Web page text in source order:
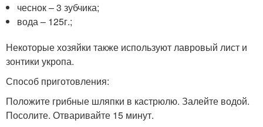
чеснок – 3 зубчика;
вода – 125г.;
Некоторые хозяйки также используют лавровый лист и
зонтики укропа.
Способ приготовления:
Положите грибные шляпки в кастрюлю. Залейте водой.
Посолите. Отваривайте 15 минут.